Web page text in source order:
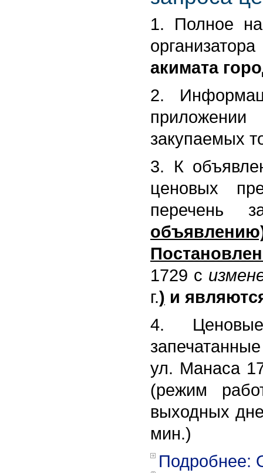
1. Полное
акимата
2.
закупаемых
3. К
ценовых
перечень
1729 с
г.) и
4. Ценовые
ул. Манаса
(режим
выходных
мин.)
Подробнее: